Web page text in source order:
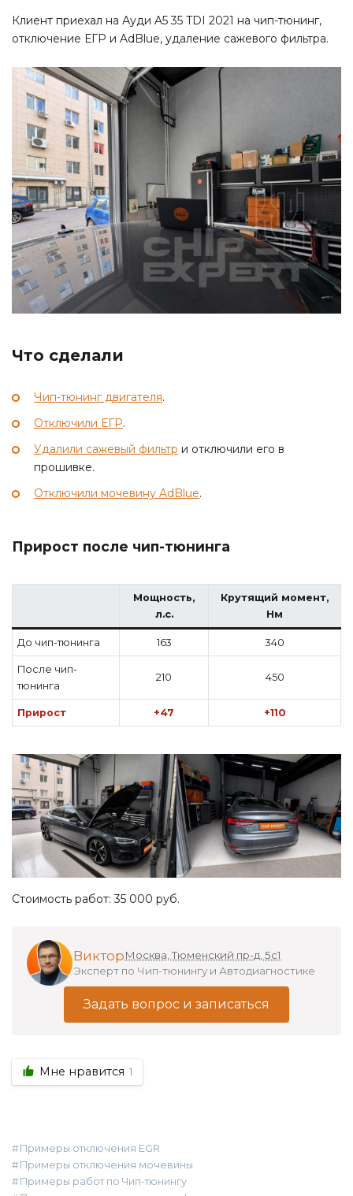
Клиент приехал на Ауди A5 35 TDI 2021 на чип-тюнинг,
отключение ЕГР и AdBlue, удаление сажевого фильтра.
Что сделали
Чип-тюнинг двигателя.
Отключили ЕГР.
Удалили сажевый фильтр и отключили его в
прошивке.
Отключили мочевину AdBlue.
Прирост после чип-тюнинга
Мощность,
л.с.
Крутящий момент,
Нм
До чип-тюнинга 163 340
После чип-
тюнинга
210 450
Прирост +47 +110
Стоимость работ: 35 000 руб.
ВикторМосква, Тюменский пр-д, 5с1
Эксперт по Чип-тюнингу и Автодиагностике
Задать вопрос и записаться
Мне нравится 1
Примеры отключения EGR
Примеры отключения мочевины
Примеры работ по Чип-тюнингу